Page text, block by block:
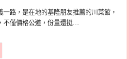
路，是在地的基隆朋友推薦的川菜館，
不僅價格公道，份量還挺…